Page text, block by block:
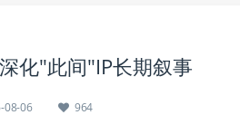
化"此间"IP长期叙事
08-06 964